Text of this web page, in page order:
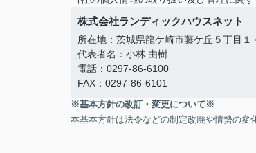
株式会社ランディックハウスネット
所在地：茨城県龍ケ崎市藤ケ丘５丁目１
代表者名：小林 由樹
電話：0297-86-6100
FAX：0297-86-6101
※基本方針の改訂・変更について※
本基本方針は法令などの制定改廃や情勢の変